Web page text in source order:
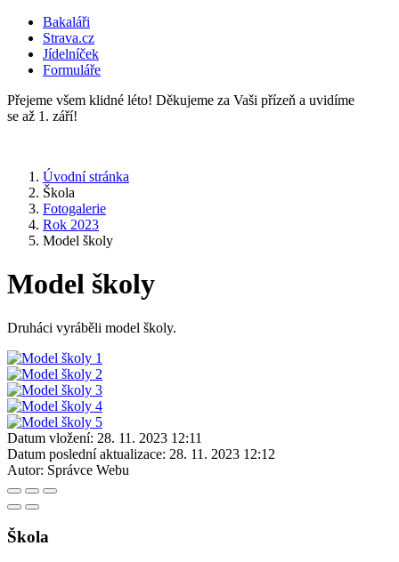
Bakaláři
Strava.cz
Jídelníček
Formuláře
Přejeme všem klidné léto! Děkujeme za Vaši přízeň a uvidíme
se až 1. září!
Úvodní stránka
Škola
Fotogalerie
Rok 2023
Model školy
Model školy
Druháci vyráběli model školy.
Datum vložení: 28. 11. 2023 12:11
Datum poslední aktualizace: 28. 11. 2023 12:12
Autor: Správce Webu
Škola